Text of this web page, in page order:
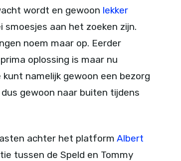
wordt en gewoon lekker
aan het zoeken zijn.
noem maar op. Eerder
oplossing is maar nu
namelijk gewoon een bezorg
gewoon naar buiten tijdens
achter het platform Albert
tussen de Speld en Tommy